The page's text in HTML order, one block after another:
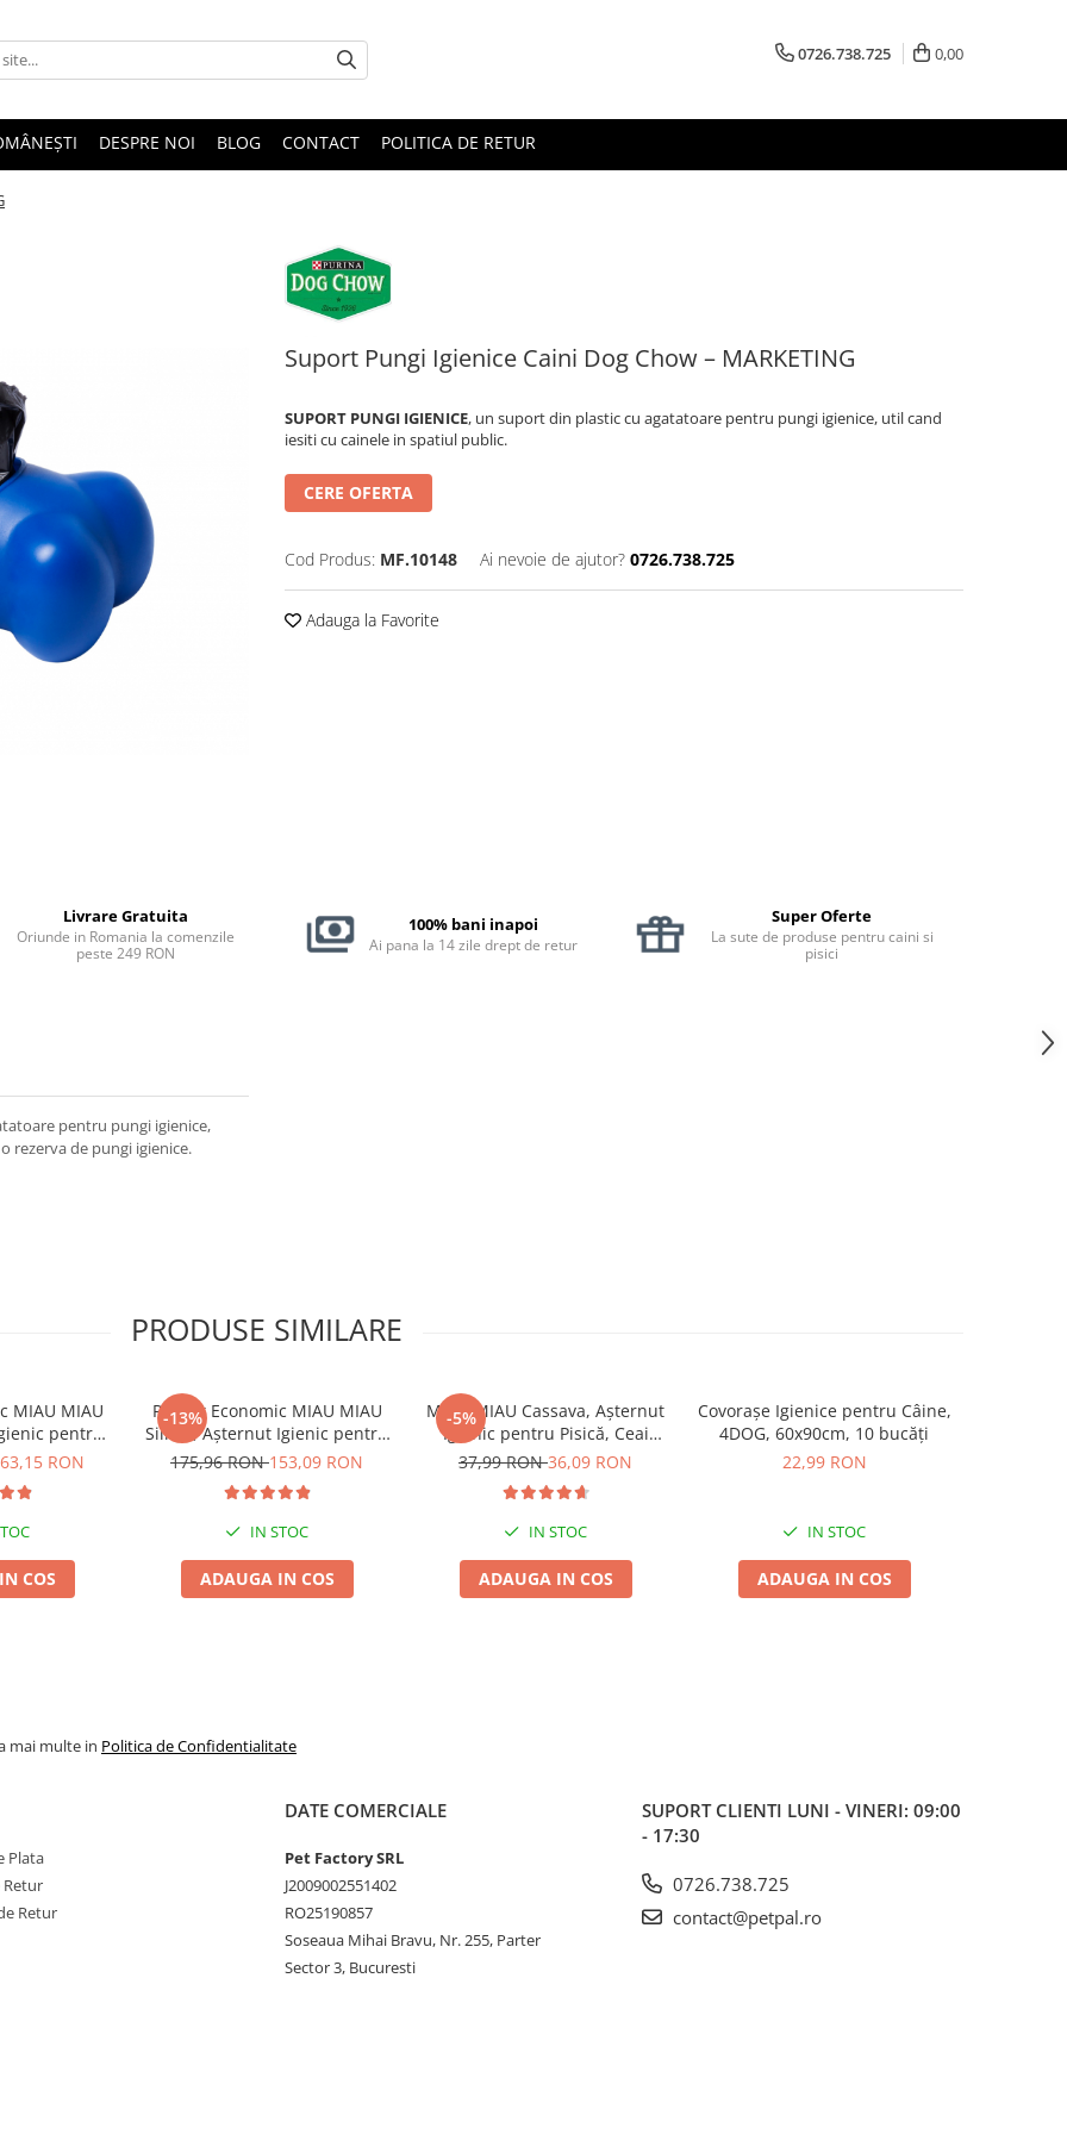
0726.738.725 0,00
DESPRE NOI BLOG CONTACT POLITICA DE RETUR
Suport Pungi Igienice Caini Dog Chow – MARKETING
SUPORT PUNGI IGIENICE, un suport din plastic cu agatatoare pentru pungi igienice, util cand
iesiti cu cainele in spatiul public.
CERE OFERTA
Cod Produs: MF.10148 Ai nevoie de ajutor? 0726.738.725
Adauga la Favorite
Livrare Gratuita
Oriunde in Romania la comenzile
peste 249 RON
100% bani inapoi
Ai pana la 14 zile drept de retur
Super Oferte
La sute de produse pentru caini si
pisici
pentru pungi igienice,
rezerva de pungi igienice.
PRODUSE SIMILARE
MIAU MIAU
pentru
6x6L
RON
COS
-13%
Pachet Economic MIAU MIAU
Silicat, Așternut Igienic pentru
Pisică, Fresh, 4x8L
175,96 RON153,09 RON
IN STOC
ADAUGA IN COS
-5%
MIAU MIAU Cassava, Așternut
Igienic pentru Pisică, Ceai
Verde, 6L
37,99 RON36,09 RON
IN STOC
ADAUGA IN COS
Covorașe Igienice pentru Câine,
4DOG, 60x90cm, 10 bucăți
22,99 RON
IN STOC
ADAUGA IN COS
mai multe in Politica de Confidentialitate
Plata
Retur
Retur
DATE COMERCIALE
Pet Factory SRL
J2009002551402
RO25190857
Soseaua Mihai Bravu, Nr. 255, Parter
Sector 3, Bucuresti
SUPORT CLIENTI LUNI - VINERI: 09:00
- 17:30
0726.738.725
contact@petpal.ro